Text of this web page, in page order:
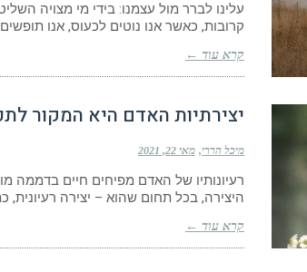
עלינו לברר מול עצמנו: בידי מי מצויה
קרובות, כאשר אנו נוטים לכעוס, אנו תופשים
קרא עוד ←
יצירתיות האדם היא המקור
מיכל הררי מאי 22, 2021
רעיונותיו של האדם מפיחים חיים בדממה
היצירה, בכל תחום שהוא – יצירה רעיונית,
קרא עוד ←